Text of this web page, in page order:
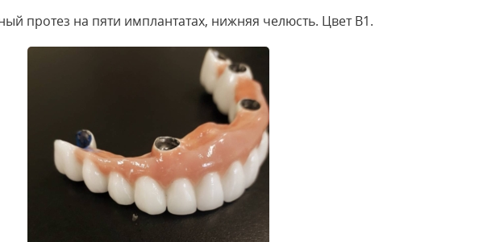
протез на пяти имплантатах, нижняя челюсть. Цвет B1.